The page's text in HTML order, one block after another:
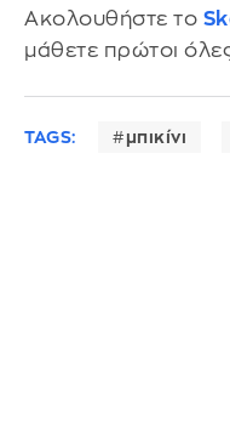
Ακολουθήστε το
μάθετε πρώτοι όλες
TAGS: μπικίνι